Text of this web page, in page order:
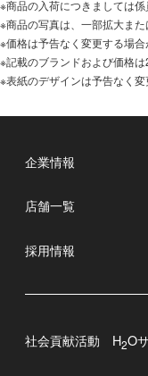
※商品の入荷につきましては係
※商品の写真は、一部拡大また
※価格は予告なく変更する場合
※記載のブランドおよび価格
※表紙のデザインは予告なく変
企業情報
店舗一覧
採用情報
社会貢献活動 H2O